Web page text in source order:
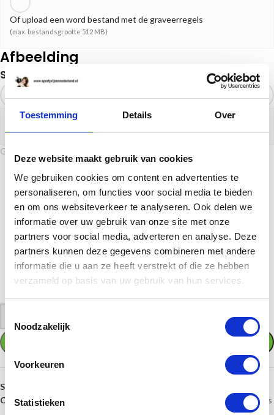
Toestemming Details Over
Deze website maakt gebruik van cookies
We gebruiken cookies om content en advertenties te
personaliseren, om functies voor social media te bieden
en om ons websiteverkeer te analyseren. Ook delen we
informatie over uw gebruik van onze site met onze
partners voor social media, adverteren en analyse. Deze
partners kunnen deze gegevens combineren met andere
informatie die u aan ze heeft verstrekt of die ze hebben
verzameld op basis van uw gebruik van hun services.
Noodzakelijk
Voorkeuren
Statistieken
Of upload een word bestand met de graveerregels
(max. bestandsgrootte 512 MB)
Afbeelding
Selecteer
Gekozen sportafbeelding
01. Mannenvoetbal
Wilt u een andere afbeelding of verwijderen. Klik dan weer op "KIES UW
(SPORT)AFBEELDING" en kies een andere afbeelding of verwijder hem
SKU:
Categorieën:Bekers en trofeeën Middelgrote bekers